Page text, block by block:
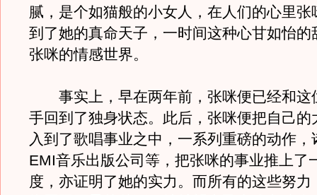
腻，是个如猫般的小女人，在人们的心里张
到了她的真命天子，一时间这种心甘如怡的
张咪的情感世界。
事实上，早在两年前，张咪便已经和这
手回到了独身状态。此后，张咪便把自己的
入到了歌唱事业之中，一系列重磅的动作，
EMI音乐出版公司等，把张咪的事业推上了
度，亦证明了她的实力。而所有的这些努力